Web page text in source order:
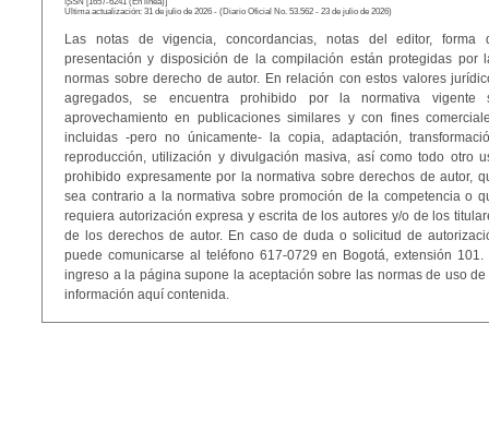
Última actualización: 31 de julio de 2026 - (Diario Oficial No. 53.562 - 23 de julio de 2026)
Las notas de vigencia, concordancias, notas del editor, forma
presentación y disposición de la compilación están protegidas por
normas sobre derecho de autor. En relación con estos valores
agregados, se encuentra prohibido por la normativa vigente
aprovechamiento en publicaciones similares y con fines
incluidas -pero no únicamente- la copia, adaptación,
reproducción, utilización y divulgación masiva, así como todo otro
prohibido expresamente por la normativa sobre derechos de autor,
sea contrario a la normativa sobre promoción de la competencia o
requiera autorización expresa y escrita de los autores y/o de los
de los derechos de autor. En caso de duda o solicitud de
puede comunicarse al teléfono 617-0729 en Bogotá, extensión 101.
ingreso a la página supone la aceptación sobre las normas de uso de
información aquí contenida.